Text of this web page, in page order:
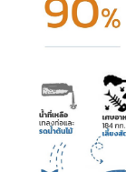
รายงา
จัดซื้อจั
น